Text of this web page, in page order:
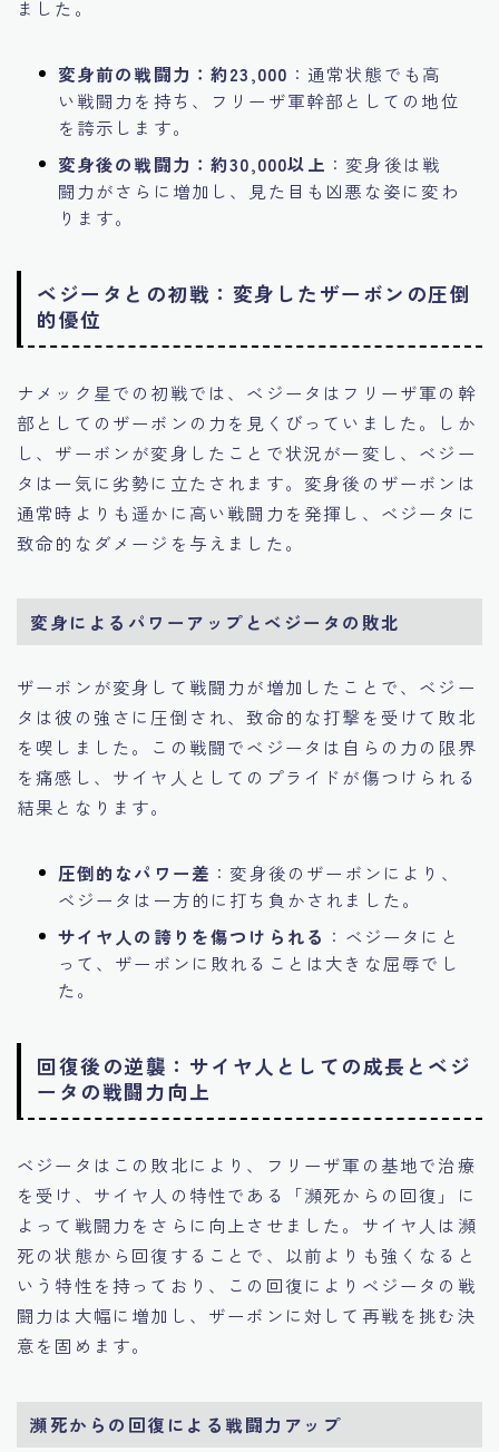
ました。
変身前の戦闘力：約23,000 ：通常状態でも高
い戦闘力を持ち、フリーザ軍幹部としての地位
を誇示します。
変身後の戦闘力：約30,000以上 ：変身後は戦
闘力がさらに増加し、見た目も凶悪な姿に変わ
ります。
ベジータとの初戦：変身したザーボンの圧倒
的優位
ナメック星での初戦では、ベジータはフリーザ軍の幹
部としてのザーボンの力を見くびっていました。しか
し、ザーボンが変身したことで状況が一変し、ベジー
タは一気に劣勢に立たされます。変身後のザーボンは
通常時よりも遥かに高い戦闘力を発揮し、ベジータに
致命的なダメージを与えました。
変身によるパワーアップとベジータの敗北
ザーボンが変身して戦闘力が増加したことで、ベジー
タは彼の強さに圧倒され、致命的な打撃を受けて敗北
を喫しました。この戦闘でベジータは自らの力の限界
を痛感し、サイヤ人としてのプライドが傷つけられる
結果となります。
圧倒的なパワー差 ：変身後のザーボンにより、
ベジータは一方的に打ち負かされました。
サイヤ人の誇りを傷つけられる ：ベジータにと
って、ザーボンに敗れることは大きな屈辱でし
た。
回復後の逆襲：サイヤ人としての成長とベジ
ータの戦闘力向上
ベジータはこの敗北により、フリーザ軍の基地で治療
を受け、サイヤ人の特性である「瀕死からの回復」に
よって戦闘力をさらに向上させました。サイヤ人は瀕
死の状態から回復することで、以前よりも強くなると
いう特性を持っており、この回復によりベジータの戦
闘力は大幅に増加し、ザーボンに対して再戦を挑む決
意を固めます。
瀕死からの回復による戦闘力アップ